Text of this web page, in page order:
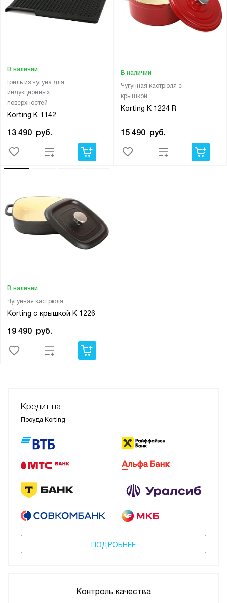
Гриль из чугуна для
индукционных
поверхностей
Korting K 1142
В наличии
13 490 руб.
Чугунная кастрюля с
крышкой
Korting K 1224 R
В наличии
15 490 руб.
Чугунная кастрюля
Korting с крышкой K 1226
В наличии
19 490 руб.
Кредит на
Посуда Korting
ПОДРОБНЕЕ
Контроль качества